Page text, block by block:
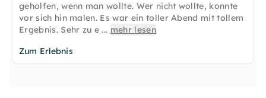
geholfen, wenn man wollte. Wer nicht wollte, konnte
vor sich hin malen. Es war ein toller Abend mit tollem
Ergebnis. Sehr zu e ... mehr lesen
Zum Erlebnis